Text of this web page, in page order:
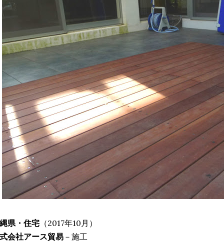
県・住宅 （2017年10月）
会社アース貿易 －施工